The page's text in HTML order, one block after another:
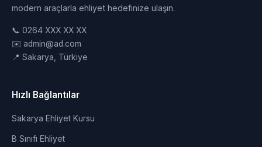
modern araçlarla ehliyet hedefinize ulaşın.
📞 0264 XXX XX XX
✉️ admin@ad.com
📍 Sakarya, Türkiye
Hızlı Bağlantılar
Sakarya Ehliyet Kursu
B Sınıfı Ehliyet